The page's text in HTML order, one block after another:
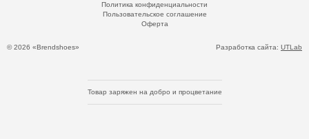
© 2026 «Brendshoes»
Политика конфиденциальности
Пользовательское соглашение
Оферта
Разработка сайта: UTLab
Товар заряжен на добро и процветание